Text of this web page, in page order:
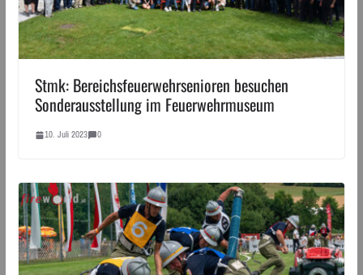
Stmk: Bereichsfeuerwehrsenioren besuchen
Sonderausstellung im Feuerwehrmuseum
10. Juli 2023 0